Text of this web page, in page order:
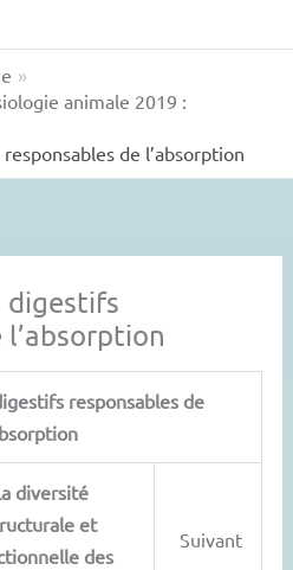
animale 2019 :
de l’absorption
digestifs
l’absorption
responsables de
diversité
et
des
Suivant